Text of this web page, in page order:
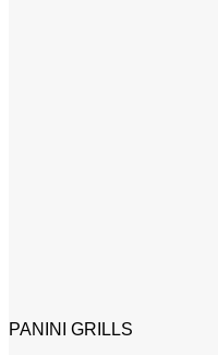
PANINI GRILLS